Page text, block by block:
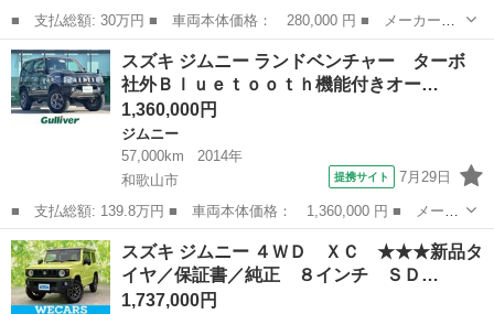
■ 支払総額: 30万円 ■ 車両本体価格： 280,000 円 ■ メーカー
名： スズキ ■ 車種名： ジムニー ■ グレード名： ＸＣ ナ
ビ ＸＣ フロア４ＡＴ パートタイム４ＷＤ メーター交換車 ■
排気量： 660...
兵庫 宍粟市 ジムニー
スズキ ジムニー ランドベンチャー ターボ
社外Ｂｌｕｅｔｏｏｔｈ機能付きオー…
1,360,000円
ジムニー
57,000km
2014年
和歌山市
提携サイト 7月29日
■ 支払総額: 139.8万円 ■ 車両本体価格： 1,360,000 円 ■ メーカ
ー名： スズキ ■ 車種名： ジムニー ■ グレード名： ランドベ
ンチャー ターボ 社外Ｂｌｕｅｔｏｏｔｈ機能付きオーディオ Ｅ
ＴＣ ド...
和歌山 和歌山市 ジムニー
スズキ ジムニー ４ＷＤ ＸＣ ★★★新品タ
イヤ／保証書／純正 ８インチ ＳＤ…
1,737,000円